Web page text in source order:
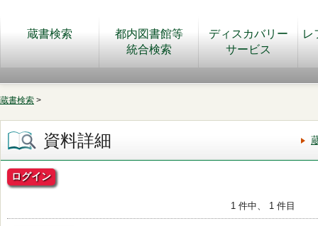
蔵書検索
都内図書館等
統合検索
ディスカバリー
サービス
レ
蔵書検索 >
資料詳細
ログイン
1 件中、 1 件目